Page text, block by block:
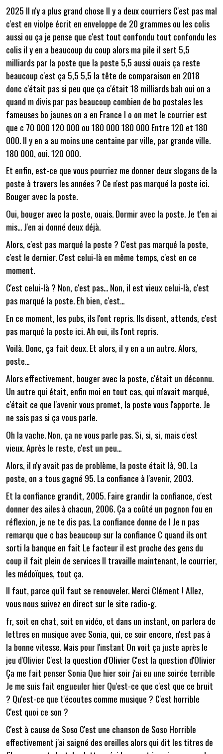
2025 Il n'y a plus grand chose Il y a deux courriers C'est pas mal
c'est en violpe écrit en enveloppe de 20 grammes ou les colis
aussi ou ça je pense que c'est tout confondu tout confondu les
colis il y en a beaucoup du coup alors ma pile il sert 5,5
milliards par la poste que la poste 5,5 aussi ouais ça reste
beaucoup c'est ça 5,5 5,5 la tête de comparaison en 2018
donc c'était pas si peu que ça c'était 18 milliards bah oui on a
quand m divis par pas beaucoup combien de bo postales les
fameuses bo jaunes on a en France l o on met le courrier est
que c 70 000 120 000 ou 180 000 180 000 Entre 120 et 180
000. Il y en a au moins une centaine par ville, par grande ville.
180 000, oui. 120 000.
Et enfin, est-ce que vous pourriez me donner deux slogans de la
poste à travers les années ? Ce n'est pas marqué la poste ici.
Bouger avec la poste.
Oui, bouger avec la poste, ouais. Dormir avec la poste. Je t'en ai
mis... J'en ai donné deux déjà.
Alors, c'est pas marqué la poste ? C'est pas marqué la poste,
c'est le dernier. C'est celui-là en même temps, c'est en ce
moment.
C'est celui-là ? Non, c'est pas... Non, il est vieux celui-là, c'est
pas marqué la poste. Eh bien, c'est...
En ce moment, les pubs, ils l'ont repris. Ils disent, attends, c'est
pas marqué la poste ici. Ah oui, ils l'ont repris.
Voilà. Donc, ça fait deux. Et alors, il y en a un autre. Alors,
poste...
Alors effectivement, bouger avec la poste, c'était un déconnu.
Un autre qui était, enfin moi en tout cas, qui m'avait marqué,
c'était ce que l'avenir vous promet, la poste vous l'apporte. Je
ne sais pas si ça vous parle.
Oh la vache. Non, ça ne vous parle pas. Si, si, si, mais c'est
vieux. Après le reste, c'est un peu...
Alors, il n'y avait pas de problème, la poste était là, 90. La
poste, on a tous gagné 95. La confiance à l'avenir, 2003.
Et la confiance grandit, 2005. Faire grandir la confiance, c'est
donner des ailes à chacun, 2006. Ça a coûté un pognon fou en
réflexion, je ne te dis pas. La confiance donne de l Je n pas
remarqu que c bas beaucoup sur la confiance C quand ils ont
sorti la banque en fait Le facteur il est proche des gens du
coup il fait plein de services Il travaille maintenant, le courrier,
les médoïques, tout ça.
Il faut, parce qu'il faut se renouveler. Merci Clément ! Allez,
vous nous suivez en direct sur le site radio-g.
fr, soit en chat, soit en vidéo, et dans un instant, on parlera de
lettres en musique avec Sonia, qui, ce soir encore, n'est pas à
la bonne vitesse. Mais pour l'instant On voit ça juste après le
jeu d'Olivier C'est la question d'Olivier C'est la question d'Olivier
Ça me fait penser Sonia Que hier soir j'ai eu une soirée terrible
Je me suis fait engueuler hier Qu'est-ce que c'est que ce bruit
? Qu'est-ce que t'écoutes comme musique ? C'est horrible
C'est quoi ce son ?
C'est à cause de Soso C'est une chanson de Soso Horrible
effectivement j'ai saigné des oreilles alors qui dit les titres de